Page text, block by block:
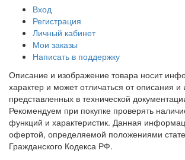
Вход
Регистрация
Личный кабинет
Мои заказы
Написать в поддержку
Описание и изображение товара носит
характер и может отличаться от описания
представленных в технической
Рекомендуем при покупке проверять
функций и характеристик. Данная
офертой, определяемой положениями
Гражданского Кодекса РФ.